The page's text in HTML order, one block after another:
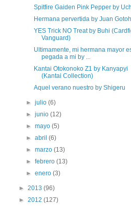
Spitfire Gaiden Pink Pepper by
Hermana pervertida by Juan Gotoh
YES Trick NO Treat by Buhi
Vanguard)
Ultimamente, mi hermana mayor
pegada a mi by ...
Kantai Otokonoko Z1 by Kanyapyi
(Kantai Collection)
Aquel verano nuestro by Shigeru
►julio(6)
►junio(12)
►mayo(5)
►abril(6)
►marzo(13)
►febrero(13)
►enero(3)
► 2013 (96)
► 2012 (127)